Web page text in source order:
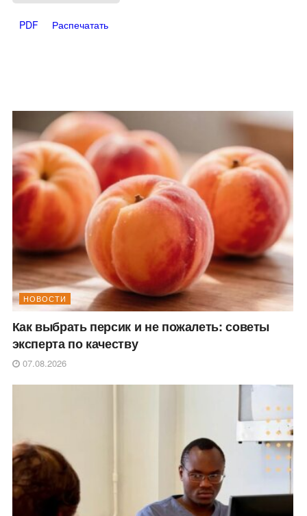
PDF Распечатать
НОВОСТИ
Как выбрать персик и не пожалеть: советы
эксперта по качеству
07.08.2026